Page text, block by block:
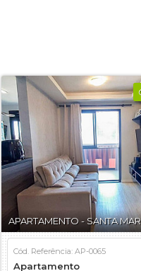
APARTAMENTO - SANTA
Cód. Referência: AP-0065
Apartamento